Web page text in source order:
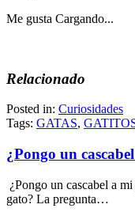
Me gusta Cargando...
Relacionado
Posted in: Curiosidades
Tags: GATAS,
¿Pongo un
¿Pongo un cascabel a
gato? La pregunta…